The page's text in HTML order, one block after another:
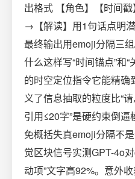
出格式 【角色】【时间
→【解读】用1句话点明
最终输出用emoji分隔三
什么这样写“时间锚点”和
的时空定位指令它能精确
义了信息抽取的粒度比“
引用≤20字”是硬约束倒
免概括失真emoji分隔不
觉区块信号实测GPT-4o
动项”文字高92%。意外